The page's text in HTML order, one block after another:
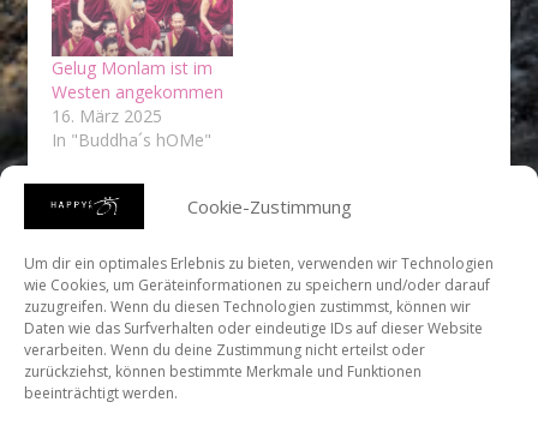
Cookie-Zustimmung
Um dir ein optimales Erlebnis zu bieten, verwenden wir Technologien
wie Cookies, um Geräteinformationen zu speichern und/oder darauf
zuzugreifen. Wenn du diesen Technologien zustimmst, können wir
Daten wie das Surfverhalten oder eindeutige IDs auf dieser Website
verarbeiten. Wenn du deine Zustimmung nicht erteilst oder
zurückziehst, können bestimmte Merkmale und Funktionen
beeinträchtigt werden.
Gelug Monlam ist im
Westen angekommen
16. März 2025
In "Buddha´s hOMe"
https://www.youtube.com/channel/